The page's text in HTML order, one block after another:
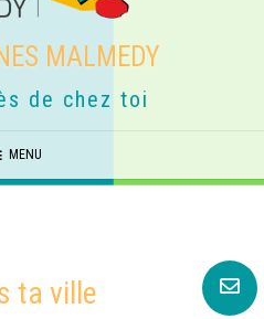
MALMEDY
de chez toi
MENU
ta ville